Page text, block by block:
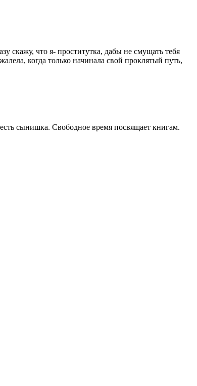
скажу, что я- проститутка, дабы не смущать тебя
когда только начинала свой проклятый путь,
сынишка. Свободное время посвящает книгам.